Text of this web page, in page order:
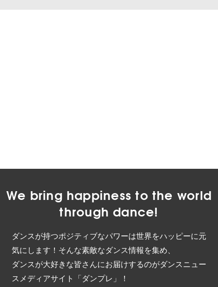
We bring happiness to the world
through dance!
ダンスが持つポジティブなパワーは世界をハッピーに元
気にします！そんな素敵なダンス情報を集め、
ダンスが大好きな皆さんにお届けするのがダンスニュー
スメディアサイト「ダンプレ」！